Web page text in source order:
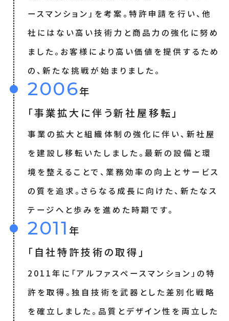
ースマンション」を考案。特許申請を行い、他
社にはない高い技術力と商品力の強化に努め
ました。お客様により高い価値を提供するため
の、新たな挑戦が始まりました。
2006年
「事業拡大に伴う新社屋移転」
事業の拡大と組織体制の強化に伴い、新社屋
を建設し移転いたしました。最新の設備と環
境を整えることで、業務効率の向上とサービス
の質を追求。さらなる成長に向けた、新たなス
テージへと歩みを進めた時期です。
2011年
「自社特許技術の取得」
2011年に「アルファスペースマンション」の特
許を取得。独自技術を武器とした差別化戦略
を確立しました。品質とデザイン性を両立した